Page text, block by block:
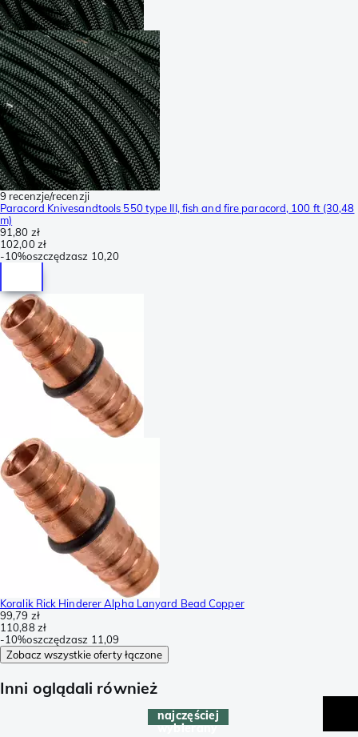
9 recenzje/recenzji
Paracord Knivesandtools 550 type III, fish and fire paracord, 100 ft (30,48
m)
91,80 zł
102,00 zł
-10%oszczędzasz 10,20
Koralik Rick Hinderer Alpha Lanyard Bead Copper
99,79 zł
110,88 zł
-10%oszczędzasz 11,09
Zobacz wszystkie oferty łączone
Inni oglądali również
najczęściej
wybierany